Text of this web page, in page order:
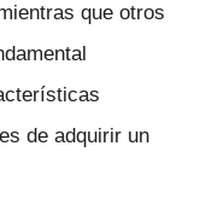
que otros
de adquirir un